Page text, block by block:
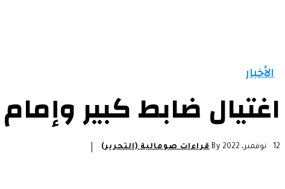
الأخبار
اغتيال ضابط كبير
12 نوفمبر، 2022 By قراءات صومالية (التحرير)